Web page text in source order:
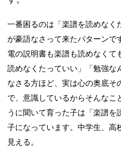
一番困るのは「楽譜を読めなく
が豪語なさって来たパターンで
電の説明書も楽譜も読めなくて
読めなくたっていい」「勉強な
なさる方ほど、実は心の奥底そ
で、意識しているからそんなこ
うに聞いて育った子は「楽譜を
子になっています。中学生、高
見える。